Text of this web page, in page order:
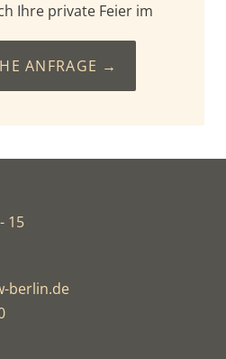
Ihre private Feier im
ANFRAGE
15
berlin.de